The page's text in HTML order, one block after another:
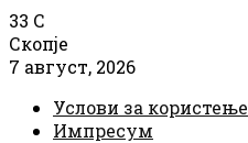
33 C
Скопје
7 август, 2026
Услови за користење
Импресум